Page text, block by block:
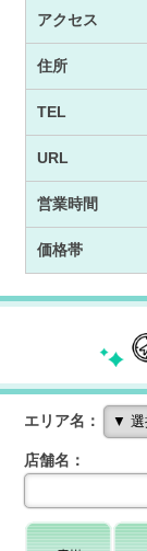
アクセス
住所
TEL
URL
営業時間
価格帯
エリア名：
店舗名：